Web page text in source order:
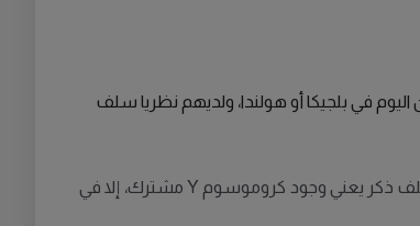
الماضية في أوروبا، وحددوا 513 "زوجا" من الرجال الذين يعيشون اليوم في بلجيكا أو هولندا، ولديهم نظريا سلف
وهذا "الجد الأكبر" مختلف بالنسبة لكل زوج من هذه الأزواج، ويرجع الأقدم منهم إلى عام 1315م، حسب الدراسة التي تشير إلى أن الاشتراك في سلف ذكر يعني وجود كروموسوم Y مشترك، إلا في